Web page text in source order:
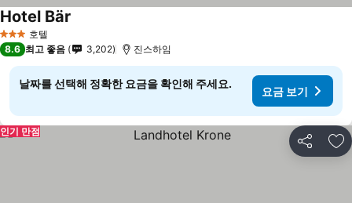
3 성급 호텔
Hotel Bär
8.6 최고 좋음 3,202 진스하임
날짜를 선택해 정확한 요금을 확인해 주세요.
요금 보기
공유 즐
인기 만점